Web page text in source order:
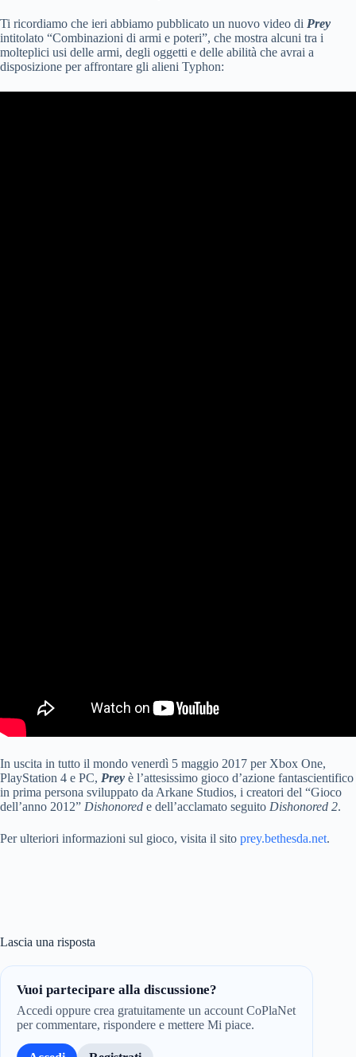
Ti ricordiamo che ieri abbiamo pubblicato un nuovo video di Prey
intitolato “Combinazioni di armi e poteri”, che mostra alcuni tra i
molteplici usi delle armi, degli oggetti e delle abilità che avrai a
disposizione per affrontare gli alieni Typhon:
In uscita in tutto il mondo venerdì 5 maggio 2017 per Xbox One,
PlayStation 4 e PC, Prey è l’attesissimo gioco d’azione fantascientifico
in prima persona sviluppato da Arkane Studios, i creatori del “Gioco
dell’anno 2012” Dishonored e dell’acclamato seguito Dishonored 2.
Per ulteriori informazioni sul gioco, visita il sito prey.bethesda.net.
Lascia una risposta
Vuoi partecipare alla discussione?
Accedi oppure crea gratuitamente un account CoPlaNet
per commentare, rispondere e mettere Mi piace.